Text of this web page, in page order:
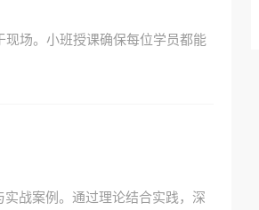
场。小班授课确保每位学员都能
战案例。通过理论结合实践，深